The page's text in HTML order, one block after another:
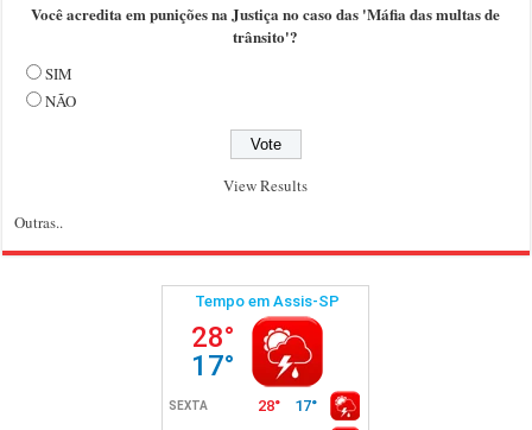
Você acredita em punições na Justiça no caso das 'Máfia das multas de
trânsito'?
SIM
NÃO
View Results
Outras..